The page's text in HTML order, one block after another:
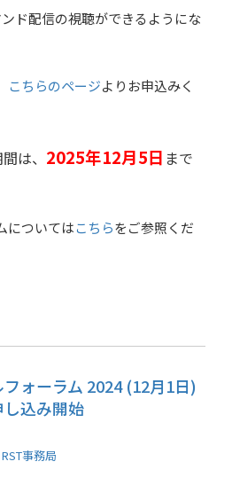
ド配信の視聴ができるようにな
こちらのページよりお申込みく
は、 2025年12月5日 まで
についてはこちらをご参照くだ
ォーラム 2024 (12月1日)
込み開始
RST事務局